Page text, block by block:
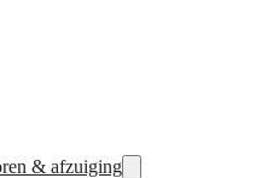
& afzuiging